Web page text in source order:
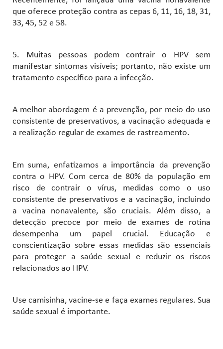
que oferece proteção contra as cepas 6, 11, 16, 18, 31,
33, 45, 52 e 58.
5. Muitas pessoas podem contrair o HPV sem
manifestar sintomas visíveis; portanto, não existe um
tratamento específico para a infecção.
A melhor abordagem é a prevenção, por meio do uso
consistente de preservativos, a vacinação adequada e
a realização regular de exames de rastreamento.
Em suma, enfatizamos a importância da prevenção
contra o HPV. Com cerca de 80% da população em
risco de contrair o vírus, medidas como o uso
consistente de preservativos e a vacinação, incluindo
a vacina nonavalente, são cruciais. Além disso, a
detecção precoce por meio de exames de rotina
desempenha um papel crucial. Educação e
conscientização sobre essas medidas são essenciais
para proteger a saúde sexual e reduzir os riscos
relacionados ao HPV.
Use camisinha, vacine-se e faça exames regulares. Sua
saúde sexual é importante.